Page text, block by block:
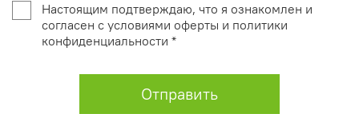
Настоящим подтверждаю, что я ознакомлен и
согласен с условиями оферты и политики
конфиденциальности *
Отправить